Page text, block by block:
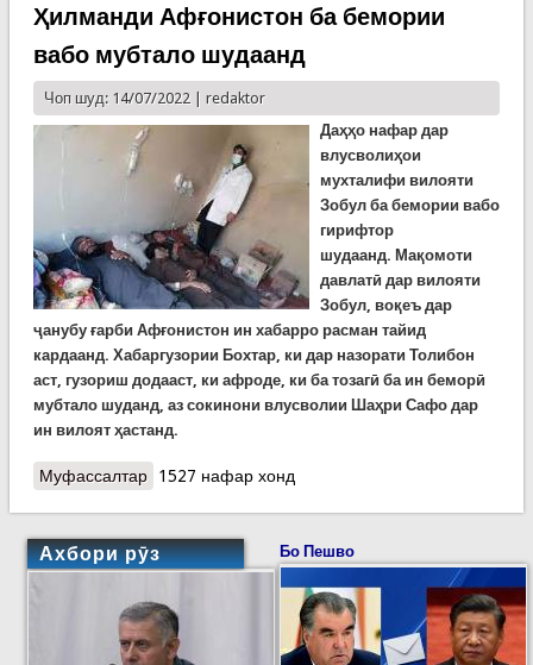
Ҳилманди Афғонистон ба бемории
вабо мубтало шудаанд
Чоп шуд: 14/07/2022 | redaktor
Даҳҳо нафар дар
влусволиҳои
мухталифи вилояти
Зобул ба бемории вабо
гирифтор
шудаанд. Мақомоти
давлатӣ дар вилояти
Зобул, воқеъ дар
ҷанубу ғарби Афғонистон ин хабарро расман тайид
кардаанд. Хабаргузории Бохтар, ки дар назорати Толибон
аст, гузориш додааст, ки афроде, ки ба тозагӣ ба ин беморӣ
мубтало шуданд, аз сокинони влусволии Шаҳри Сафо дар
ин вилоят ҳастанд.
Муфассалтаро Даҳҳо нафар дар вилоятҳои Зобул ва
1527 нафар хонд
Ахбори рӯз Бо Пешво